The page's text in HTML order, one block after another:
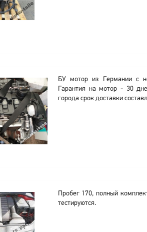
БУ мотор из Германии с
Гарантия на мотор - 30
города срок доставки
Пробег 170, полный
тестируются.